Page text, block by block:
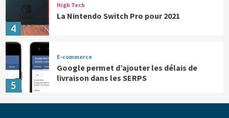
4
High Tech
La Nintendo Switch Pro pour 2021
5
E-commerce
Google permet d’ajouter les délais de
livraison dans les SERPS